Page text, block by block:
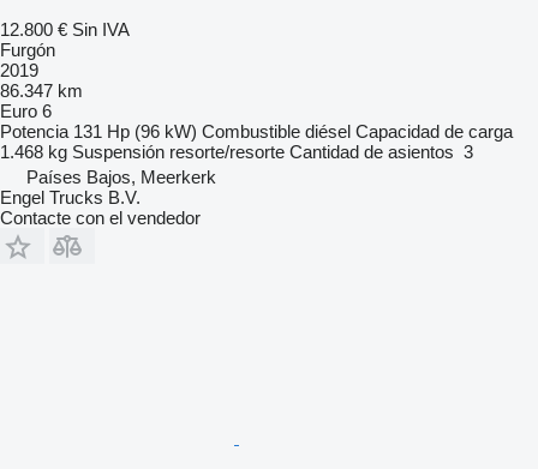
12.800 € Sin IVA
Furgón
2019
86.347 km
Euro 6
Potencia 131 Hp (96 kW) Combustible diésel Capacidad de carga
1.468 kg Suspensión resorte/resorte Cantidad de asientos 3
Países Bajos, Meerkerk
Engel Trucks B.V.
Contacte con el vendedor